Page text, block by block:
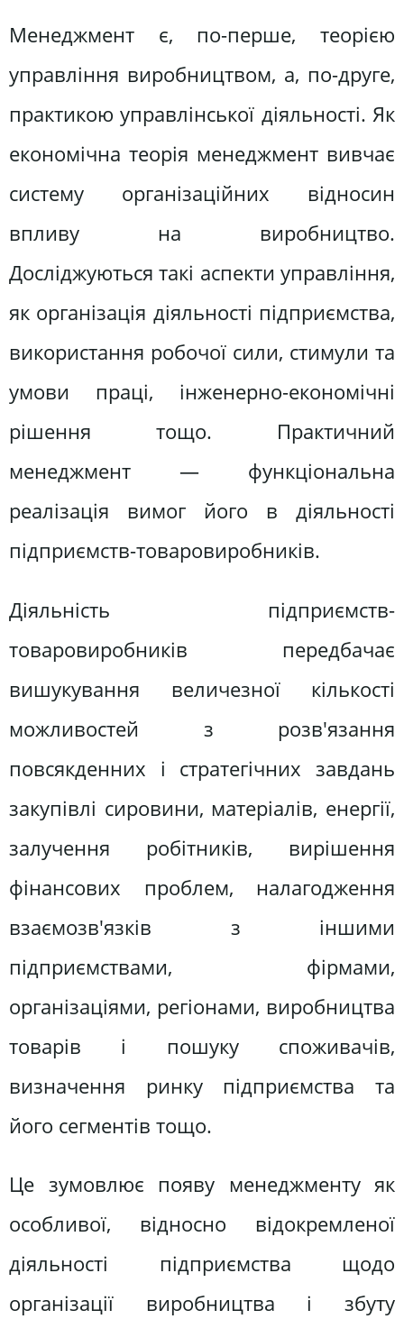
Менеджмент є, по-перше, теорією
управління виробництвом, а, по-друге,
практикою управлінської діяльності. Як
економічна теорія менеджмент вивчає
систему організаційних відносин
впливу на виробництво.
Досліджуються такі аспекти управління,
як організація діяльності підприємства,
використання робочої сили, стимули та
умови праці, інженерно-економічні
рішення тощо. Практичний
менеджмент — функціональна
реалізація вимог його в діяльності
підприємств-товаровиробників.
Діяльність підприємств-
товаровиробників передбачає
вишукування величезної кількості
можливостей з розв'язання
повсякденних і стратегічних завдань
закупівлі сировини, матеріалів, енергії,
залучення робітників, вирішення
фінансових проблем, налагодження
взаємозв'язків з іншими
підприємствами, фірмами,
організаціями, регіонами, виробництва
товарів і пошуку споживачів,
визначення ринку підприємства та
його сегментів тощо.
Це зумовлює появу менеджменту як
особливої, відносно відокремленої
діяльності підприємства щодо
організації виробництва і збуту